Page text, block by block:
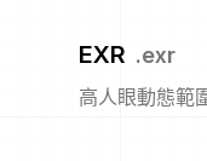
EXR .exr
高人眼動態範